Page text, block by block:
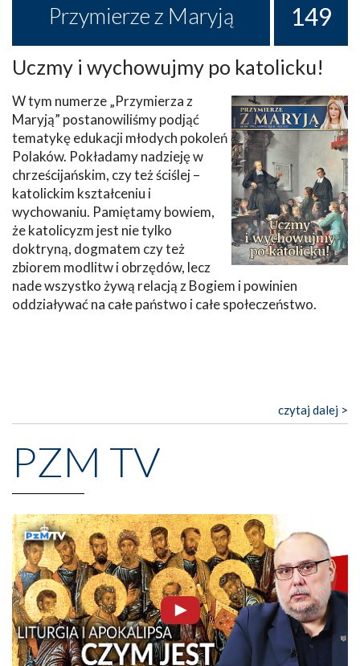
Przymierze z Maryją 149
Uczmy i wychowujmy po katolicku!
W tym numerze „Przymierza z
Maryją” postanowiliśmy podjąć
tematykę edukacji młodych pokoleń
Polaków. Pokładamy nadzieję w
chrześcijańskim, czy też ściślej –
katolickim kształceniu i
wychowaniu. Pamiętamy bowiem,
że katolicyzm jest nie tylko
doktryną, dogmatem czy też
zbiorem modlitw i obrzędów, lecz
nade wszystko żywą relacją z Bogiem i powinien
oddziaływać na całe państwo i całe społeczeństwo.
czytaj dalej >
PZM TV